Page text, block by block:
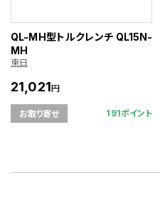
QL-MH型トルクレンチ QL15N-
MH
東日
21,021円
お取り寄せ 191ポイント